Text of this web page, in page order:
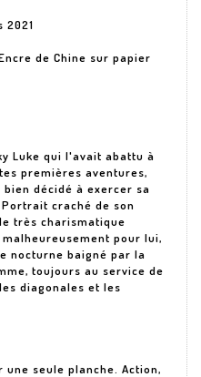
2021
de Chine sur papier
Luke qui l'avait abattu à
premières aventures,
décidé à exercer sa
craché de son
très charismatique
pour lui,
nocturne baigné par la
toujours au service de
diagonales et les
seule planche. Action,